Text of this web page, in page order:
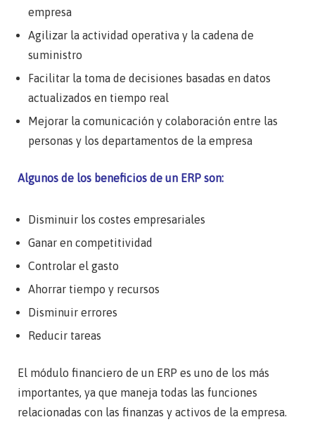
empresa
Agilizar la actividad operativa y la cadena de
suministro
Facilitar la toma de decisiones basadas en datos
actualizados en tiempo real
Mejorar la comunicación y colaboración entre las
personas y los departamentos de la empresa
Algunos de los beneficios de un ERP son:
Disminuir los costes empresariales
Ganar en competitividad
Controlar el gasto
Ahorrar tiempo y recursos
Disminuir errores
Reducir tareas
El módulo financiero de un ERP es uno de los más
importantes, ya que maneja todas las funciones
relacionadas con las finanzas y activos de la empresa.